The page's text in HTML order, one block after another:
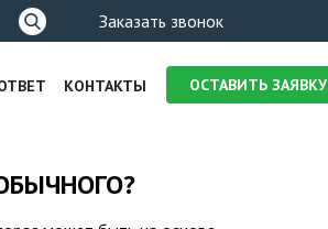
Форма
поиска
Заказать звонок
КОНТАКТЫ ОСТАВИТЬ ЗАЯВКУ